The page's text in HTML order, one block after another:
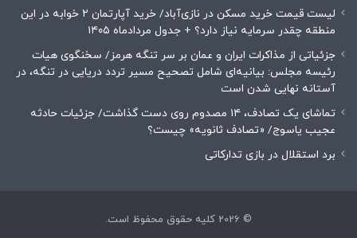
لیست قیمت خرید مسکن در نازی‌آباد/ خرید آپارتمان ۲ خوابه در این
منطقه چقدر سرمایه نیاز دارد؟ + جدول مردادماه ۱۴۰۵
جزئیاتی از مذاکرات ایران و عمان بر سر تنگه هرمز/ سخنگوی هیات
رئیسه مجلس: بیانیه‌ای شامل تصحیح مسیر تردد دریایی در تنگه، در
آستانه نهایی شدن است
تماشای یک تصادف، ۱۴ مصدوم روی دست گذاشت/ جزئیات حادثه
عجیب یاسوج/ «تصادف ثانویه» چیست؟
برد استقلال در بازی تدارکاتی
© 2026 کلیه حقوق محفوظ است.